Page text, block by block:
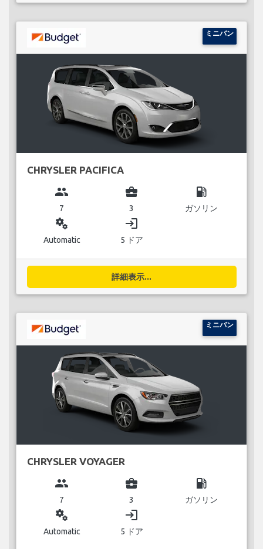
ミニバン
CHRYSLER PACIFICA
group
7
business_center
3
local_gas_station
ガソリン
miscellaneous_services
Automatic
login
5 ドア
詳細表示...
ミニバン
CHRYSLER VOYAGER
group
7
business_center
3
local_gas_station
ガソリン
miscellaneous_services
Automatic
login
5 ドア